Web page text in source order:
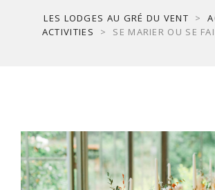
LES LODGES AU GRÉ DU VENT >
ACTIVITIES
> SE MARIER OU SE